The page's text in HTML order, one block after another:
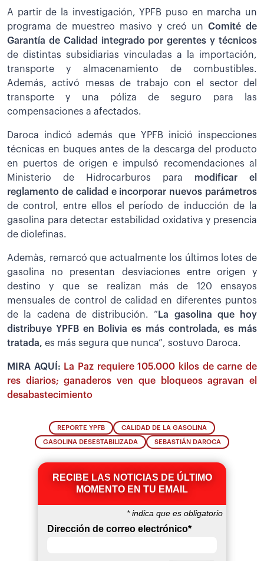
A partir de la investigación, YPFB puso en marcha un
programa de muestreo masivo y creó un Comité de
Garantía de Calidad integrado por gerentes y técnicos
de distintas subsidiarias vinculadas a la importación,
transporte y almacenamiento de combustibles.
Además, activó mesas de trabajo con el sector del
transporte y una póliza de seguro para las
compensaciones a afectados.
Daroca indicó además que YPFB inició inspecciones
técnicas en buques antes de la descarga del producto
en puertos de origen e impulsó recomendaciones al
Ministerio de Hidrocarburos para modificar el
reglamento de calidad e incorporar nuevos parámetros
de control, entre ellos el período de inducción de la
gasolina para detectar estabilidad oxidativa y presencia
de diolefinas.
Ademàs, remarcó que actualmente los últimos lotes de
gasolina no presentan desviaciones entre origen y
destino y que se realizan más de 120 ensayos
mensuales de control de calidad en diferentes puntos
de la cadena de distribución. “ La gasolina que hoy
distribuye YPFB en Bolivia es más controlada, es más
tratada, es más segura que nunca”, sostuvo Daroca.
MIRA AQUÍ: La Paz requiere 105.000 kilos de carne de
res diarios; ganaderos ven que bloqueos agravan el
desabastecimiento
REPORTE YPFB CALIDAD DE LA GASOLINA
GASOLINA DESESTABILIZADA SEBASTIÁN DAROCA
RECIBE LAS NOTICIAS DE ÚLTIMO
MOMENTO EN TU EMAIL
*indica que es obligatorio
Dirección de correo electrónico*